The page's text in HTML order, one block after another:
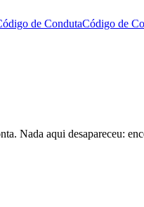
de CondutaCódigo de
Nada aqui desapareceu: